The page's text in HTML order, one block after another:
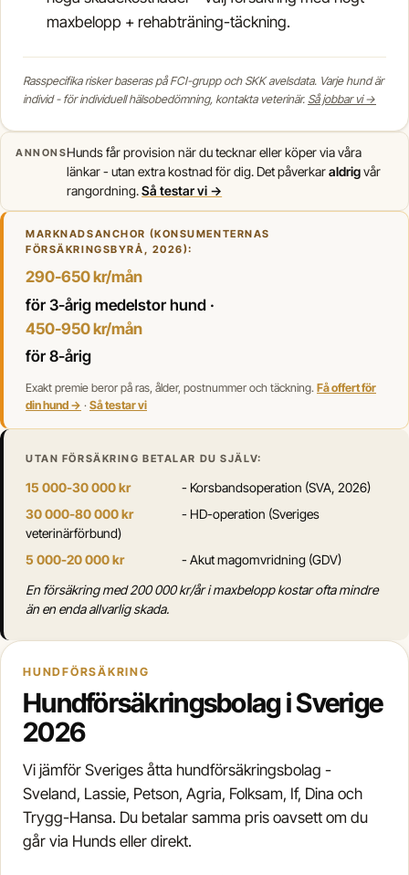
maxbelopp + rehabträning-täckning.
Rasspecifika risker baseras på FCI-grupp och SKK avelsdata. Varje hund är
individ - för individuell hälsobedömning, kontakta veterinär. Så jobbar vi →
ANNONSHunds får provision när du tecknar eller köper via våra
länkar - utan extra kostnad för dig. Det påverkaraldrigvår
rangordning.Så testar vi →
MARKNADSANCHOR (KONSUMENTERNAS
FÖRSÄKRINGSBYRÅ, 2026):
290-650 kr/mån
för 3-årig medelstor hund ·
450-950 kr/mån
för 8-årig
Exakt premie beror på ras, ålder, postnummer och täckning. Få offert för
din hund → · Så testar vi
UTAN FÖRSÄKRING BETALAR DU SJÄLV:
15 000-30 000 kr
- Korsbandsoperation (SVA, 2026)
30 000-80 000 kr
- HD-operation (Sveriges
veterinärförbund)
5 000-20 000 kr
- Akut magomvridning (GDV)
En försäkring med 200 000 kr/år i maxbelopp kostar ofta mindre
än en enda allvarlig skada.
HUNDFÖRSÄKRING
Hundförsäkringsbolag i Sverige
2026
Vi jämför Sveriges åtta hundförsäkringsbolag -
Sveland, Lassie, Petson, Agria, Folksam, If, Dina och
Trygg-Hansa. Du betalar samma pris oavsett om du
går via Hunds eller direkt.